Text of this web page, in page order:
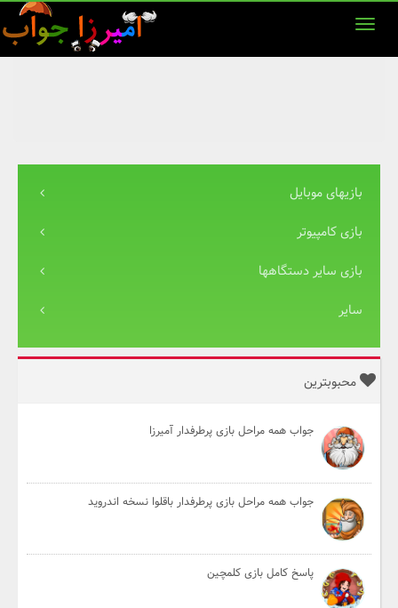
بازیهای موبایل
بازی کامپیوتر
بازی سایر دستگاهها
سایر
محبوبترین
جواب همه مراحل بازی پرطرفدار آمیرزا
جواب همه مراحل بازی پرطرفدار باقلوا نسخه اندروید
پاسخ کامل بازی کلمچین